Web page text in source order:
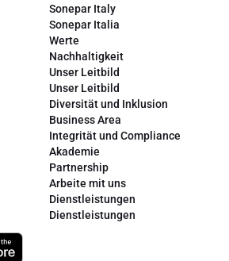
Sonepar Italy
Sonepar Italia
Werte
Nachhaltigkeit
Unser Leitbild
Unser Leitbild
Diversität und Inklusion
Business Area
Integrität und Compliance
Akademie
Partnership
Arbeite mit uns
Dienstleistungen
Dienstleistungen